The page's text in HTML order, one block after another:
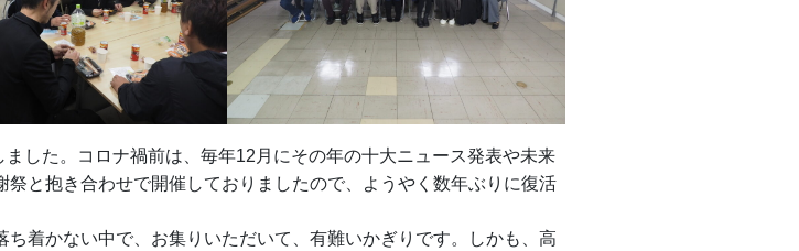
した。コロナ禍前は、毎年12月にその年の十大ニュース発表や未来
と抱き合わせで開催しておりましたので、ようやく数年ぶりに復活
着かない中で、お集りいただいて、有難いかぎりです。しかも、高